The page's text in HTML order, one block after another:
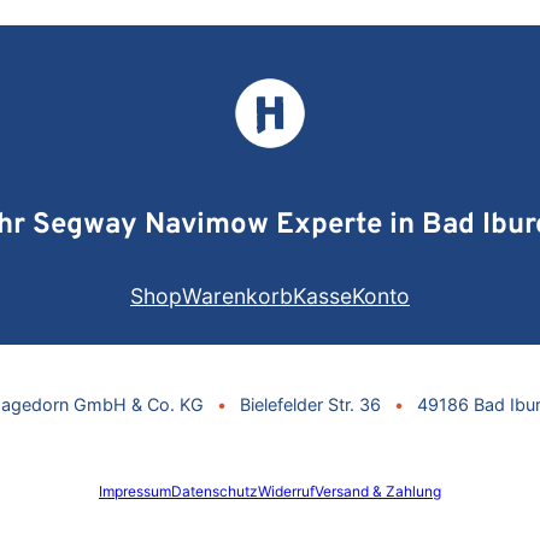
Segway Navimow Experte in Bad
ShopWarenkorbKasseKonto
GmbH & Co. KG • Bielefelder Str. 36 • 49186 Bad
ImpressumDatenschutzWiderrufVersand & Zahlung